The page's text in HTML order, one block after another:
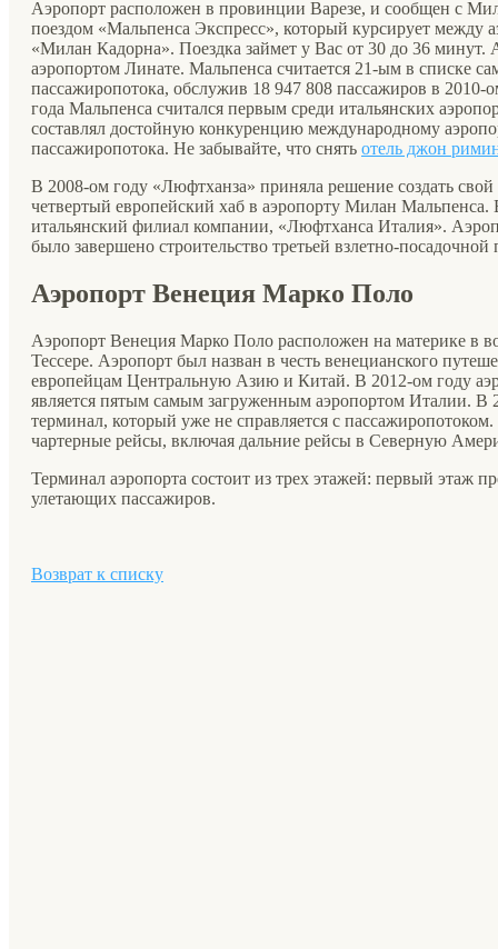
Аэропорт расположен в провинции Варезе, и сообщен с
поездом «Мальпенса Экспресс», который курсирует между
«Милан Кадорна». Поездка займет у Вас от 30 до 36 минут.
аэропортом Линате. Мальпенса считается 21-ым в списке
пассажиропотока, обслужив 18 947 808 пассажиров в 2010-
года Мальпенса считался первым среди итальянских
составлял достойную конкуренцию международному
пассажиропотока. Не забывайте, что снять отель джон
В 2008-ом году «Люфтханза» приняла решение создать
четвертый европейский хаб в аэропорту Милан Мальпенса.
итальянский филиал компании, «Люфтханса Италия».
было завершено строительство третьей взлетно-посадочной
Аэропорт Венеция Марко Поло
Аэропорт Венеция Марко Поло расположен на материке в
Тессере. Аэропорт был назван в честь венецианского
европейцам Центральную Азию и Китай. В 2012-ом году
является пятым самым загруженным аэропортом Италии. В
терминал, который уже не справляется с
чартерные рейсы, включая дальние рейсы в Северную
Терминал аэропорта состоит из трех этажей: первый этаж
улетающих пассажиров.
Возврат к списку